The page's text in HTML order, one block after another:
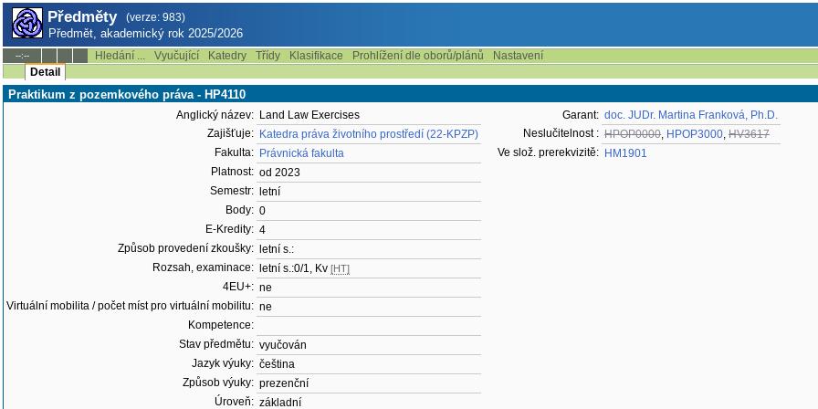
Předměty (verze: 983)
Předmět, akademický rok 2025/2026
--:-- Hledání ... Vyučující Katedry Třídy Klasifikace Prohlížení dle oborů/plánů
Nastavení
Detail
Praktikum z pozemkového práva - HP4110
Anglický název: Land Law Exercises
Zajišťuje: Katedra práva životního prostředí (22-KPZP)
Fakulta: Právnická fakulta
Platnost: od 2023
Semestr:
letní
Body: 0
E-Kredity: 4
Způsob provedení zkoušky:
letní s.:
Rozsah, examinace:
letní s.:0/1, Kv [HT]
4EU+: ne
Virtuální mobilita / počet míst pro virtuální mobilitu: ne
Kompetence:
Stav předmětu: vyučován
Jazyk výuky: čeština
Způsob výuky: prezenční
Úroveň: základní
Garant: doc. JUDr. Martina Franková, Ph.D.
Neslučitelnost : HPOP0000, HPOP3000, HV3617
Ve slož. prerekvizitě: HM1901